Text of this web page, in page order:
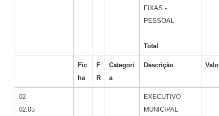
FIXAS -
PESSOAL
Total
Fic
ha
F
R
Categori
a
Descrição
02
02.05
EXECUTIVO
MUNICIPAL